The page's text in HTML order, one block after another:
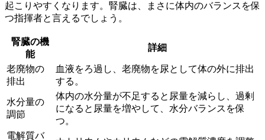
起こりやすくなります。腎臓は、まさに体内のバランスを保
つ指揮者と言えるでしょう。
腎臓の機
能
詳細
老廃物の
排出
血液をろ過し、老廃物を尿として体の外に排出
する。
水分量の
調節
体内の水分量が不足すると尿量を減らし、過剰
になると尿量を増やして、水分バランスを保
つ。
電解質バ